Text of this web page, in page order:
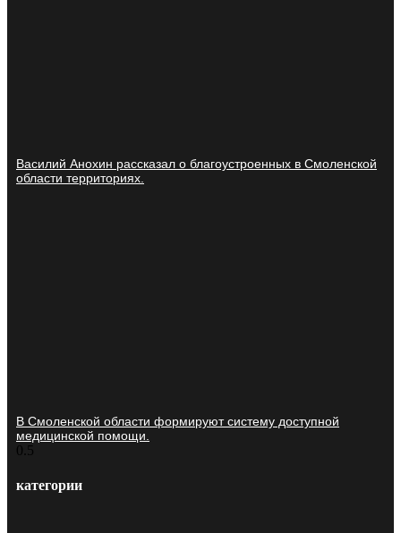
Василий Анохин рассказал о благоустроенных в Смоленской
области территориях.
В Смоленской области формируют систему доступной
медицинской помощи.
категории